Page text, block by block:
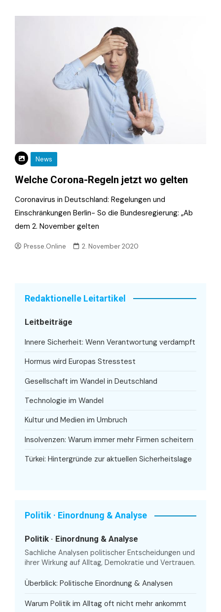
News
Welche Corona-Regeln jetzt wo gelten
Coronavirus in Deutschland: Regelungen und
Einschränkungen Berlin- So die Bundesregierung: „Ab
dem 2. November gelten
Presse.Online 2. November 2020
Redaktionelle Leitartikel
Leitbeiträge
Innere Sicherheit: Wenn Verantwortung verdampft
Hormus wird Europas Stresstest
Gesellschaft im Wandel in Deutschland
Technologie im Wandel
Kultur und Medien im Umbruch
Insolvenzen: Warum immer mehr Firmen scheitern
Türkei: Hintergründe zur aktuellen Sicherheitslage
Politik · Einordnung & Analyse
Politik · Einordnung & Analyse
Sachliche Analysen politischer Entscheidungen und
ihrer Wirkung auf Alltag, Demokratie und Vertrauen.
Überblick: Politische Einordnung & Analysen
Warum Politik im Alltag oft nicht mehr ankommt